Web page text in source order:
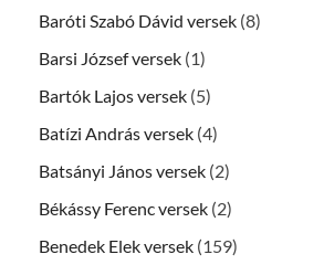
Baróti Szabó Dávid versek (8)
Barsi József versek (1)
Bartók Lajos versek (5)
Batízi András versek (4)
Batsányi János versek (2)
Békássy Ferenc versek (2)
Benedek Elek versek (159)